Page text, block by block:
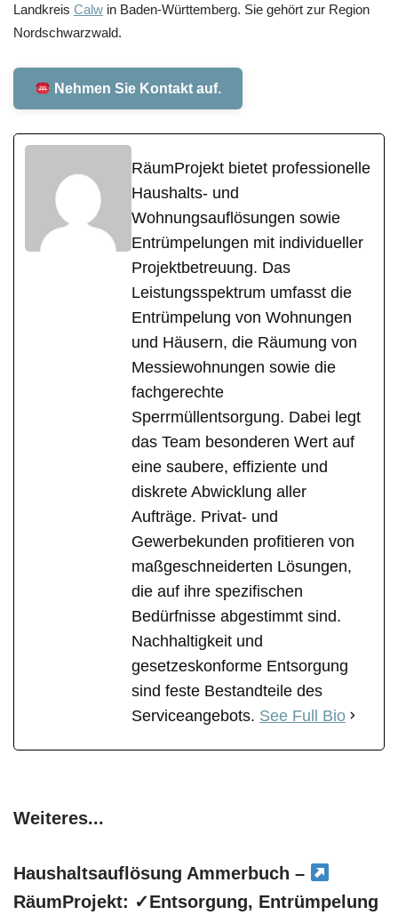
Landkreis Calw in Baden-Württemberg. Sie gehört zur Region
Nordschwarzwald.
Nehmen Sie Kontakt auf.
RäumProjekt bietet professionelle
Haushalts- und
Wohnungsauflösungen sowie
Entrümpelungen mit individueller
Projektbetreuung. Das
Leistungsspektrum umfasst die
Entrümpelung von Wohnungen
und Häusern, die Räumung von
Messiewohnungen sowie die
fachgerechte
Sperrmüllentsorgung. Dabei legt
das Team besonderen Wert auf
eine saubere, effiziente und
diskrete Abwicklung aller
Aufträge. Privat- und
Gewerbekunden profitieren von
maßgeschneiderten Lösungen,
die auf ihre spezifischen
Bedürfnisse abgestimmt sind.
Nachhaltigkeit und
gesetzeskonforme Entsorgung
sind feste Bestandteile des
Serviceangebots. See Full Bio
Weiteres...
Haushaltsauflösung Ammerbuch –
RäumProjekt: ✓Entsorgung, Entrümpelung